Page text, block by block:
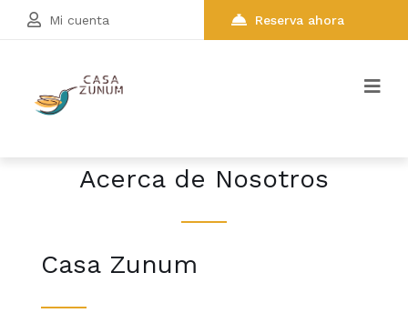
Mi cuenta Reserva ahora
Acerca de Nosotros
Casa Zunum